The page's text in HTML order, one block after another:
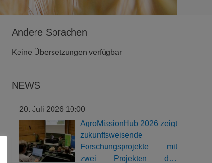
Andere Sprachen
Keine Übersetzungen verfügbar
NEWS
20. Juli 2026 10:00
AgroMissionHub 2026 zeigt
zukunftsweisende
Forschungsprojekte mit
zwei Projekten des